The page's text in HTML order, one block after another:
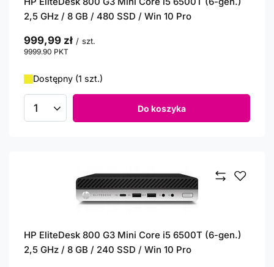
2,5 GHz / 8 GB / 480 SSD / Win 10 Pro
999,99 zł / szt.
9999.90 PKT
Dostępny (1 szt.)
Ilość produktów Do koszyka
HP EliteDesk 800 G3 Mini Core i5 6500T (6-gen.)
2,5 GHz / 8 GB / 240 SSD / Win 10 Pro